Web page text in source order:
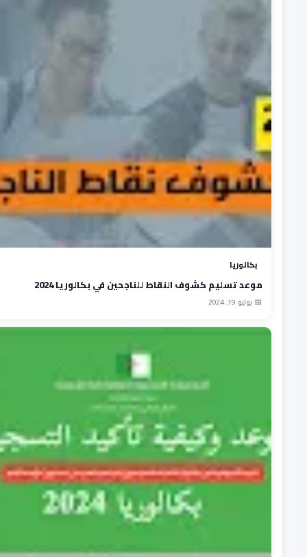
بكالوريا
موعد تسليم كشوف النقاط للناجحين في بكالوريا 2024
📅 يوليو 19, 2024